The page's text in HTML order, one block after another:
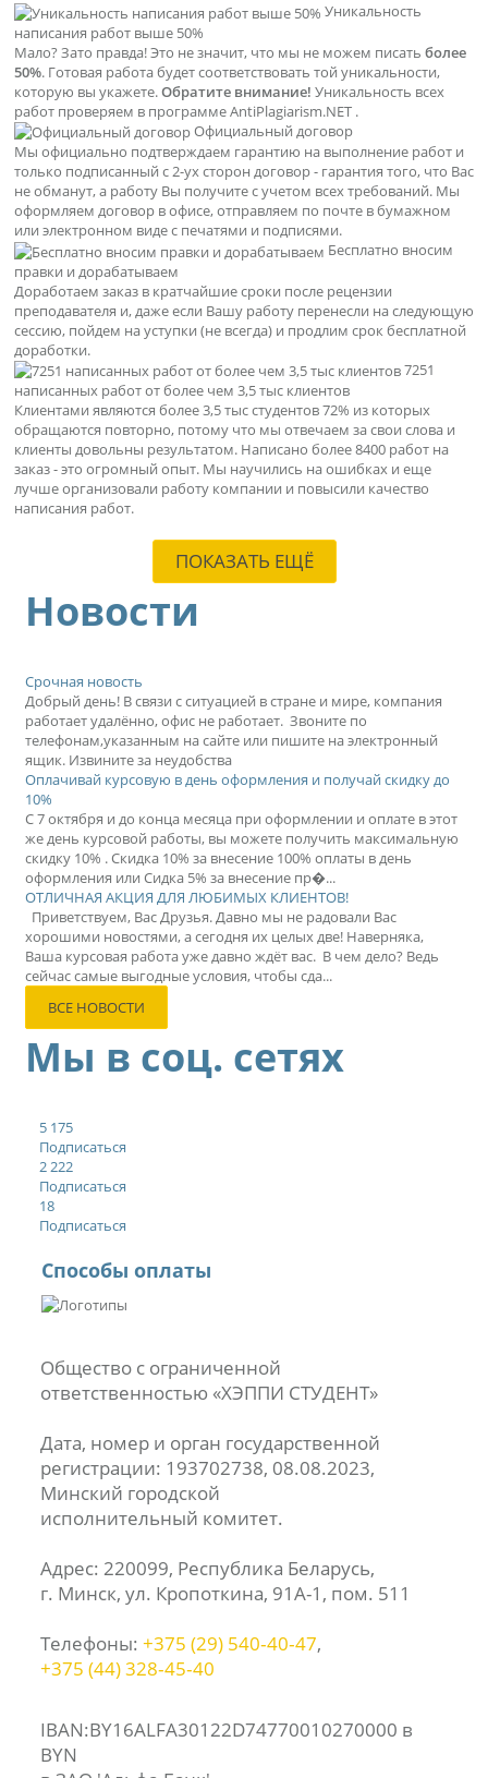
Уникальность
написания работ выше 50%
Мало? Зато правда! Это не значит, что мы не можем писать более
50%. Готовая работа будет соответствовать той уникальности,
которую вы укажете.Обратите внимание! Уникальность всех
работ проверяем в программе AntiPlagiarism.NET .
Официальный договор
Мы официально подтверждаем гарантию на выполнение работ и
только подписанный с 2-ух сторон договор - гарантия того, что Вас
не обманут, а работу Вы получите с учетом всех требований. Мы
оформляем договор в офисе, отправляем по почте в бумажном
или электронном виде с печатями и подписями.
Бесплатно вносим
правки и дорабатываем
Доработаем заказ в кратчайшие сроки после рецензии
преподавателя и, даже если Вашу работу перенесли на следующую
сессию, пойдем на уступки (не всегда) и продлим срок бесплатной
доработки.
7251
написанных работ от более чем 3,5 тыс клиентов
Клиентами являются более 3,5 тыс студентов 72% из которых
обращаются повторно, потому что мы отвечаем за свои слова и
клиенты довольны результатом. Написано более 8400 работ на
заказ - это огромный опыт. Мы научились на ошибках и еще
лучше организовали работу компании и повысили качество
написания работ.
ПОКАЗАТЬ ЕЩЁ
Новости
Срочная новость
Добрый день! В связи с ситуацией в стране и мире, компания
работает удалённо, офис не работает. Звоните по
телефонам,указанным на сайте или пишите на электронный
ящик. Извините за неудобства
Оплачивай курсовую в день оформления и получай скидку до
10%
С 7 октября и до конца месяца при оформлении и оплате в этот
же день курсовой работы, вы можете получить максимальную
скидку 10% . Скидка 10% за внесение 100% оплаты в день
оформления или Сидка 5% за внесение пр�...
ОТЛИЧНАЯ АКЦИЯ ДЛЯ ЛЮБИМЫХ КЛИЕНТОВ!
Приветствуем, Вас Друзья. Давно мы не радовали Вас
хорошими новостями, а сегодня их целых две! Наверняка,
Ваша курсовая работа уже давно ждёт вас. В чем дело? Ведь
сейчас самые выгодные условия, чтобы сда...
ВСЕ НОВОСТИ
Мы в соц. сетях
5 175
Подписаться
2 222
Подписаться
18
Подписаться
Способы оплаты
Общество с ограниченной
ответственностью «ХЭППИ СТУДЕНТ»
Дата, номер и орган государственной
регистрации: 193702738, 08.08.2023,
Минский городской
исполнительный комитет.
Адрес: 220099, Республика Беларусь,
г. Минск, ул. Кропоткина, 91А-1, пом. 511
Телефоны: +375 (29) 540‑40‑47,
+375 (44) 328‑45‑40
IBAN:BY16ALFA30122D74770010270000 в
BYN